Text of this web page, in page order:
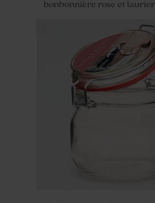
bonbonnière rose et laurier